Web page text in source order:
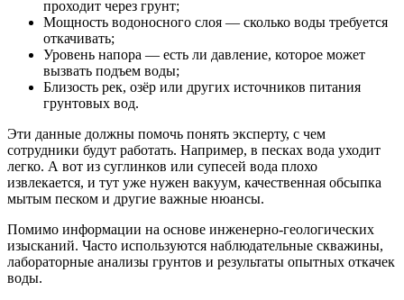
проходит через грунт;
Мощность водоносного слоя — сколько воды требуется
откачивать;
Уровень напора — есть ли давление, которое может
вызвать подъем воды;
Близость рек, озёр или других источников питания
грунтовых вод.
Эти данные должны помочь понять эксперту, с чем
сотрудники будут работать. Например, в песках вода уходит
легко. А вот из суглинков или супесей вода плохо
извлекается, и тут уже нужен вакуум, качественная обсыпка
мытым песком и другие важные нюансы.
Помимо информации на основе инженерно-геологических
изысканий. Часто используются наблюдательные скважины,
лабораторные анализы грунтов и результаты опытных откачек
воды.